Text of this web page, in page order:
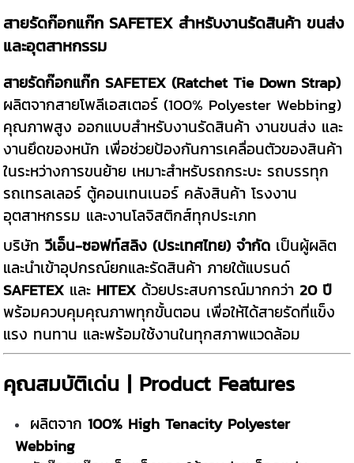
สายรัดก๊อกแก๊ก SAFETEX สำหรับงานรัดสินค้า ขนส่ง
และอุตสาหกรรม
สายรัดก๊อกแก๊ก SAFETEX (Ratchet Tie Down Strap)
ผลิตจากสายโพลีเอสเตอร์ (100% Polyester Webbing)
คุณภาพสูง ออกแบบสำหรับงานรัดสินค้า งานขนส่ง และ
งานยึดของหนัก เพื่อช่วยป้องกันการเคลื่อนตัวของสินค้า
ในระหว่างการขนย้าย เหมาะสำหรับรถกระบะ รถบรรทุก
รถเทรลเลอร์ ตู้คอนเทนเนอร์ คลังสินค้า โรงงาน
อุตสาหกรรม และงานโลจิสติกส์ทุกประเภท
บริษัทวีเอ็น-ซอฟท์สลิง (ประเทศไทย) จำกัด เป็นผู้ผลิต
และนำเข้าอุปกรณ์ยกและรัดสินค้า ภายใต้แบรนด์
SAFETEX และ HITEX ด้วยประสบการณ์มากกว่า20 ปี
พร้อมควบคุมคุณภาพทุกขั้นตอน เพื่อให้ได้สายรัดที่แข็ง
แรง ทนทาน และพร้อมใช้งานในทุกสภาพแวดล้อม
คุณสมบัติเด่น | Product Features
ผลิตจาก100% High Tenacity Polyester
Webbing